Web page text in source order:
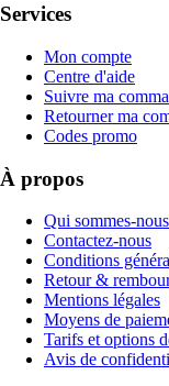
Services
Mon compte
Centre d'aide
Suivre ma
Retourner ma
Codes promo
À propos
Qui sommes-
Contactez-nous
Conditions
Retour &
Mentions légales
Moyens de
Tarifs et options
Avis de